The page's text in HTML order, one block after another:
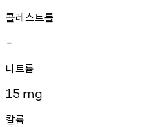
콜레스트롤
-
나트륨
15 mg
칼륨